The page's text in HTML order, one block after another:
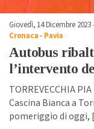
Giovedì, 14 Dicembre 2023
Cronaca- Pavia
Autobus
l’intervento
TORREVECCHIA
Cascina Bianca a
pomeriggio di oggi, [